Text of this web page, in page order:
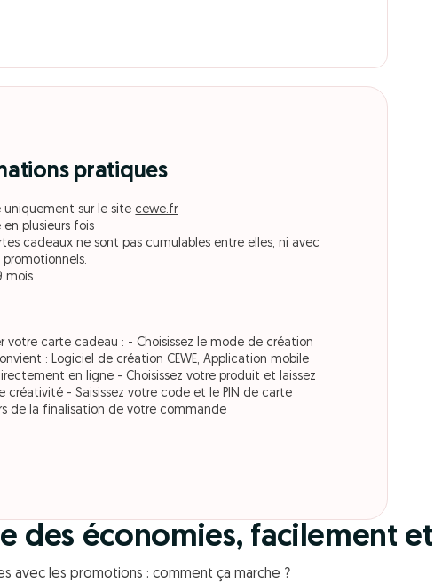
pratiques
uniquement sur le site cewe.fr
en plusieurs fois
cadeaux ne sont pas cumulables entre elles, ni avec
promotionnels.
mois
votre carte cadeau : - Choisissez le mode de création
: Logiciel de création CEWE, Application mobile
en ligne - Choisissez votre produit et laissez
créativité - Saisissez votre code et le PIN de carte
de la finalisation de votre commande
des économies, facilement
avec les promotions : comment ça marche ?